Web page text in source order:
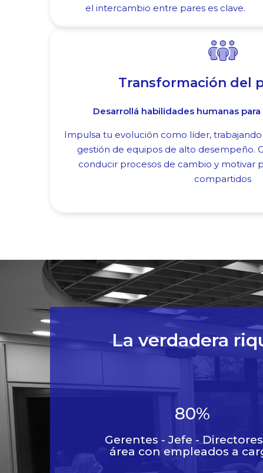
el intercambio entre pares es clave.
Transformación del
Desarrollá habilidades humanas
Impulsa tu evolución como líder,
gestión de equipos de alto desempeño.
conducir procesos de cambio y motivar
compartidos
La verdadera
80%
Gerentes - Jefe -
área con empleados a